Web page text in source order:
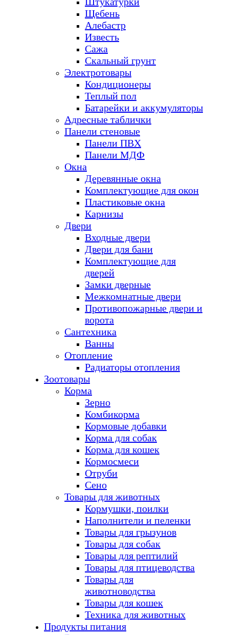
Щебень
Алебастр
Известь
Сажа
Скальный грунт
Электротовары
Кондиционеры
Теплый пол
Батарейки и аккумуляторы
Адресные таблички
Панели стеновые
Панели ПВХ
Панели МДФ
Окна
Деревянные окна
Комплектующие для окон
Пластиковые окна
Карнизы
Двери
Входные двери
Двери для бани
Комплектующие для
дверей
Замки дверные
Межкомнатные двери
Противопожарные двери и
ворота
Сантехника
Ванны
Отопление
Радиаторы отопления
Зоотовары
Корма
Зерно
Комбикорма
Кормовые добавки
Корма для собак
Корма для кошек
Кормосмеси
Отруби
Сено
Товары для животных
Кормушки, поилки
Наполнители и пеленки
Товары для грызунов
Товары для собак
Товары для рептилий
Товары для птицеводства
Товары для
животноводства
Товары для кошек
Техника для животных
Продукты питания